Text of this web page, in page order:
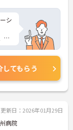
シ
高
た
ら
だ
してもらう
更新日：2026年01月29日
病院